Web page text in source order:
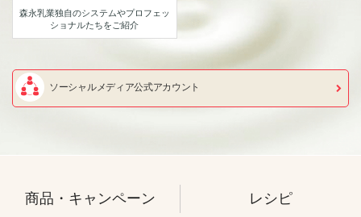
森永乳業独自のシステムやプロフェッ
ショナルたちをご紹介
ソーシャルメディア公式アカウント
商品・キャンペーン レシピ